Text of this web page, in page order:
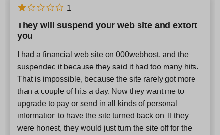
They will suspend your web site and extort
you
I had a financial web site on 000webhost, and the
suspended it because they said it had too many hits.
That is impossible, because the site rarely got more
than a couple of hits a day. Now they want me to
upgrade to pay or send in all kinds of personal
information to have the site turned back on. If they
were honest, they would just turn the site off for the
1